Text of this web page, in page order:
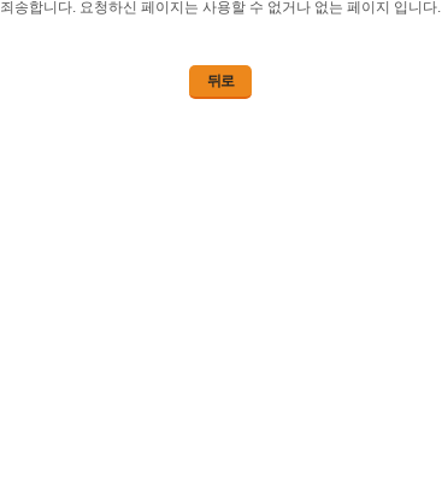
죄송합니다. 요청하신 페이지는 사용할 수 없거나 없는 페이지 입니다.
뒤로